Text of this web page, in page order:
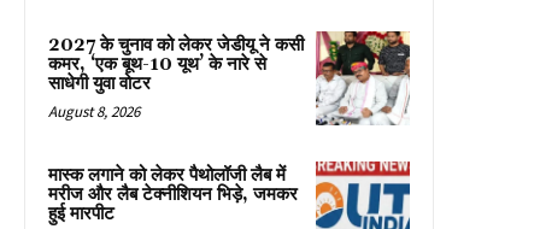
2027 के चुनाव को लेकर जेडीयू ने कसी
कमर, ‘एक बूथ-10 यूथ’ के नारे से
साधेगी युवा वोटर
August 8, 2026
मास्क लगाने को लेकर पैथोलॉजी लैब में
मरीज और लैब टेक्नीशियन भिड़े, जमकर
हुई मारपीट